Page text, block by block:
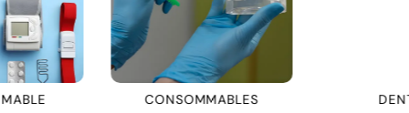
CONSOMMABLES